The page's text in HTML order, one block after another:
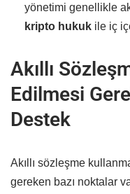
yönetimi genellikle
kripto hukuk ile iç
Akıllı
Edilmesi
Destek
Akıllı sözleşme
gereken bazı noktalar